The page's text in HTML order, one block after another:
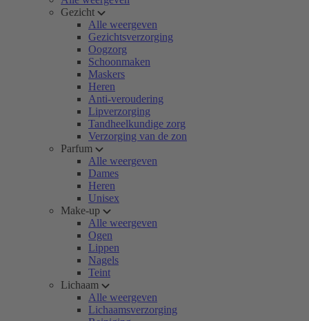
Gezicht
Alle weergeven
Gezichtsverzorging
Oogzorg
Schoonmaken
Maskers
Heren
Anti-veroudering
Lipverzorging
Tandheelkundige zorg
Verzorging van de zon
Parfum
Alle weergeven
Dames
Heren
Unisex
Make-up
Alle weergeven
Ogen
Lippen
Nagels
Teint
Lichaam
Alle weergeven
Lichaamsverzorging